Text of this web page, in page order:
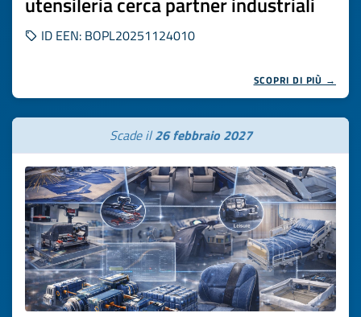
ID EEN: BOPL20251124010
SCOPRI DI PIÙ →
Scade il26 febbraio 2027